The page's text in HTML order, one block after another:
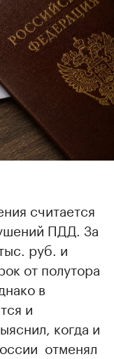
считается
ПДД. За
руб. и
от полутора
в
и
когда и
отменял